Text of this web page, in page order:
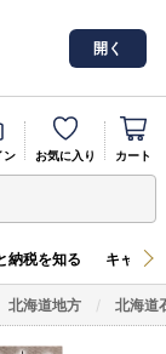
開く
ン お気に入り カート
納税を知る キャン
北海道地方 北海道